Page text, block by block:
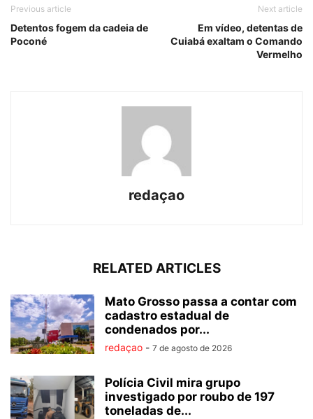
Previous article
Detentos fogem da cadeia de
Poconé
Next article
Em vídeo, detentas de
Cuiabá exaltam o Comando
Vermelho
redaçao
RELATED ARTICLES
Mato Grosso passa a contar com
cadastro estadual de
condenados por...
redaçao - 7 de agosto de 2026
Polícia Civil mira grupo
investigado por roubo de 197
toneladas de...